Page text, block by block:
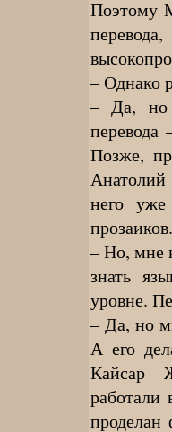
Поэтому
– Однако
– Да, но
Позже,
него уже
прозаиков.
– Но, мне
знать
уровне.
– Да, но
А его
Кайсар